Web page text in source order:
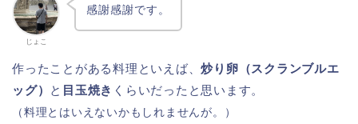
じょこ
感謝感謝です。
作ったことがある料理といえば、炒り卵（スクランブルエ
ッグ）
と 目玉焼き くらいだったと思います。
（料理とはいえないかもしれませんが。）